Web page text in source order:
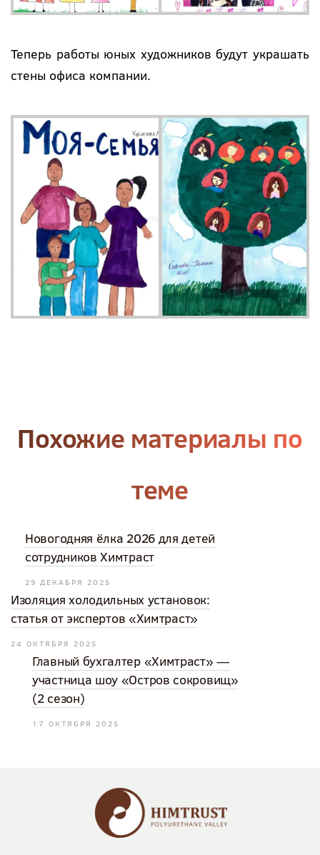
Теперь работы юных художников будут украшать
стены офиса компании.
Похожие материалы по
теме
Новогодняя ёлка 2026 для детей
сотрудников Химтраст
29 ДЕКАБРЯ 2025
Изоляция холодильных установок:
статья от экспертов «Химтраст»
24 ОКТЯБРЯ 2025
Главный бухгалтер «Химтраст» —
участница шоу «Остров сокровищ»
(2 сезон)
17 ОКТЯБРЯ 2025